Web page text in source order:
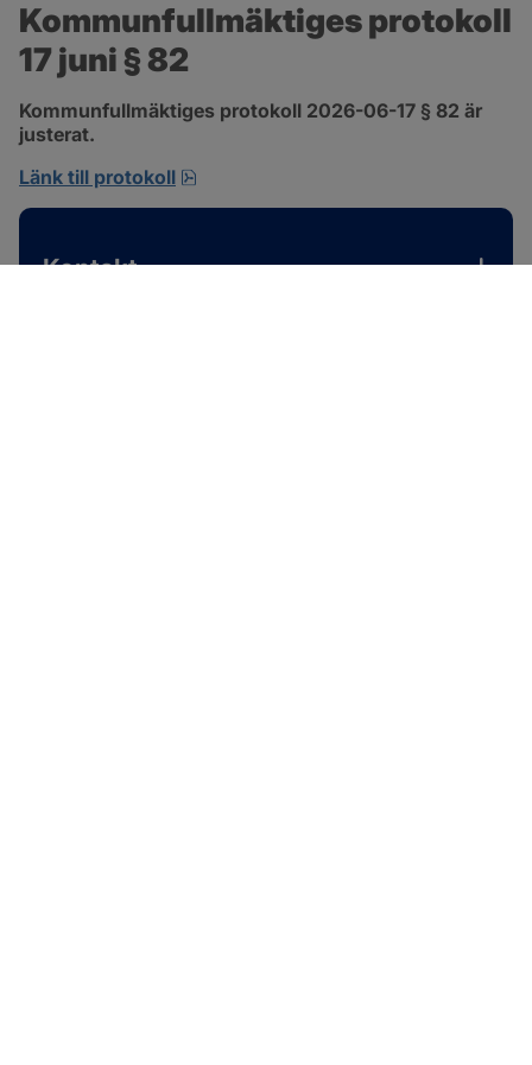
Kommunfullmäktiges protokoll
17 juni § 82
Kommunfullmäktiges protokoll 2026-06-17 § 82 är
justerat.
Länk till protokoll
Kontakt